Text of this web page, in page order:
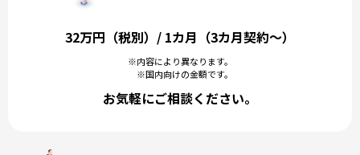
32万円（税別）/ 1カ月（3カ月契約～）
※内容により異なります。
※国内向けの金額です。
お気軽にご相談ください。